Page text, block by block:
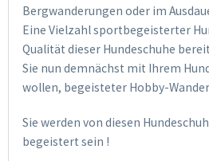
Bergwanderungen oder im
Eine Vielzahl sportbegeisterter
Qualität dieser Hundeschuhe
Sie nun demnächst mit Ihrem
wollen, begeisteter Hobby-
Sie werden von diesen
begeistert sein !